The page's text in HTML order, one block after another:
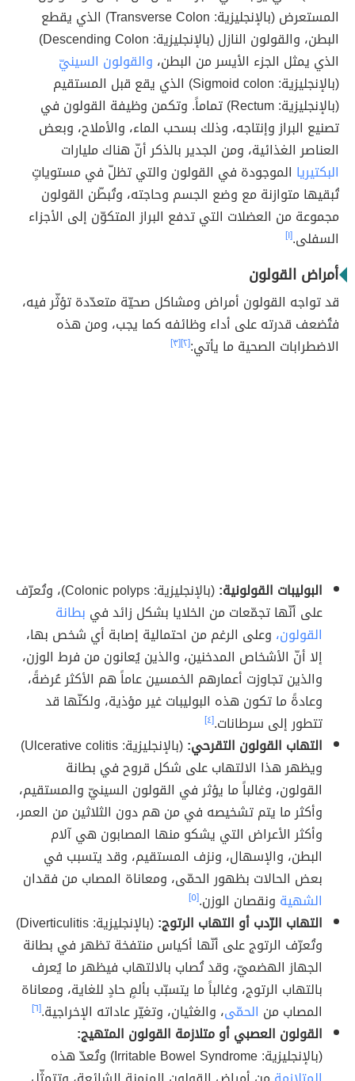
المستعرض (بالإنجليزية: Transverse Colon) الذي يقطع
البطن، والقولون النازل (بالإنجليزية: Descending Colon)
الذي يمثل الجزء الأيسر من البطن، والقولون السينيّ
(بالإنجليزية: Sigmoid colon) الذي يقع قبل المستقيم
(بالإنجليزية: Rectum) تماماً. وتكمن وظيفة القولون في
تصنيع البراز وإنتاجه، وذلك بسحب الماء، والأملاح، وبعض
العناصر الغذائية، ومن الجدير بالذكر أنّ هناك مليارات
البكتيريا الموجودة في القولون والتي تظلّ في مستوياتٍ
تُبقيها متوازنة مع وضع الجسم وحاجته، وتُبطّن القولون
مجموعة من العضلات التي تدفع البراز المتكوّن إلى الأجزاء
السفلى.[١]
أمراض القولون
قد تواجه القولون أمراض ومشاكل صحيّة متعدّدة تؤثّر فيه،
فتُضعف قدرته على أداء وظائفه كما يجب، ومن هذه
الاضطرابات الصحية ما يأتي:[٢] [٣]
البوليبات القولونية:
(بالإنجليزية: Colonic polyps)، وتُعرّف
على أنّها تجمّعات من الخلايا بشكل زائد في بطانة
القولون، وعلى الرغم من احتمالية إصابة أي شخص بها،
إلا أنّ الأشخاص المدخنين، والذين يُعانون من فرط الوزن،
والذين تجاوزت أعمارهم الخمسين عاماً هم الأكثر عُرضةً،
وعادةً ما تكون هذه البوليبات غير مؤذية، ولكنّها قد
تتطور إلى سرطانات.[٤]
التهاب القولون التقرحي:
(بالإنجليزية: Ulcerative colitis)
ويظهر هذا الالتهاب على شكل قروح في بطانة
القولون، وغالباً ما يؤثر في القولون السينيّ والمستقيم،
وأكثر ما يتم تشخيصه في من هم دون الثلاثين من العمر،
وأكثر الأعراض التي يشكو منها المصابون هي آلام
البطن، والإسهال، ونزف المستقيم، وقد يتسبب في
بعض الحالات بظهور الحمّى، ومعاناة المصاب من فقدان
الشهية ونقصان الوزن.[٥]
التهاب الرّدب أو التهاب الرتوج:
(بالإنجليزية: Diverticulitis)
وتُعرّف الرتوج على أنّها أكياس منتفخة تظهر في بطانة
الجهاز الهضميّ، وقد تُصاب بالالتهاب فيظهر ما يُعرف
بالتهاب الرتوج، وغالباً ما يتسبّب بألمٍ حادٍ للغاية، ومعاناة
المصاب من الحمّى، والغثيان، وتغيّر عاداته الإخراجية.[٦]
القولون العصبي أو متلازمة القولون المتهيج:
(بالإنجليزية: Irritable Bowel Syndrome) وتُعدّ هذه